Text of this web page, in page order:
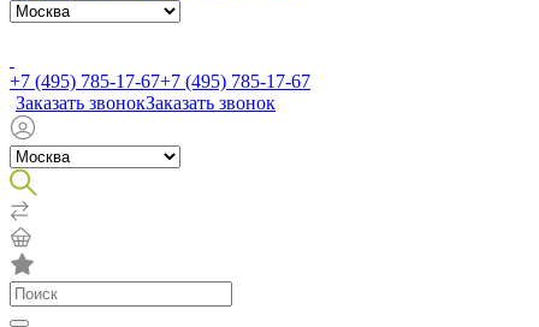
+7 (495) 785-17-67+7 (495) 785-17-67
Заказать звонокЗаказать звонок